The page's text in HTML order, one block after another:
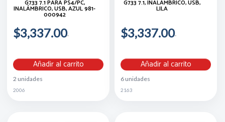
G733 7.1 PARA PS4/PC,
INALÁMBRICO, USB, AZUL 981-
000942
$3,337.00
Añadir al carrito
2 unidades
2006
G733 7.1, INALÁMBRICO, USB,
LILA
$3,337.00
Añadir al carrito
6 unidades
2163